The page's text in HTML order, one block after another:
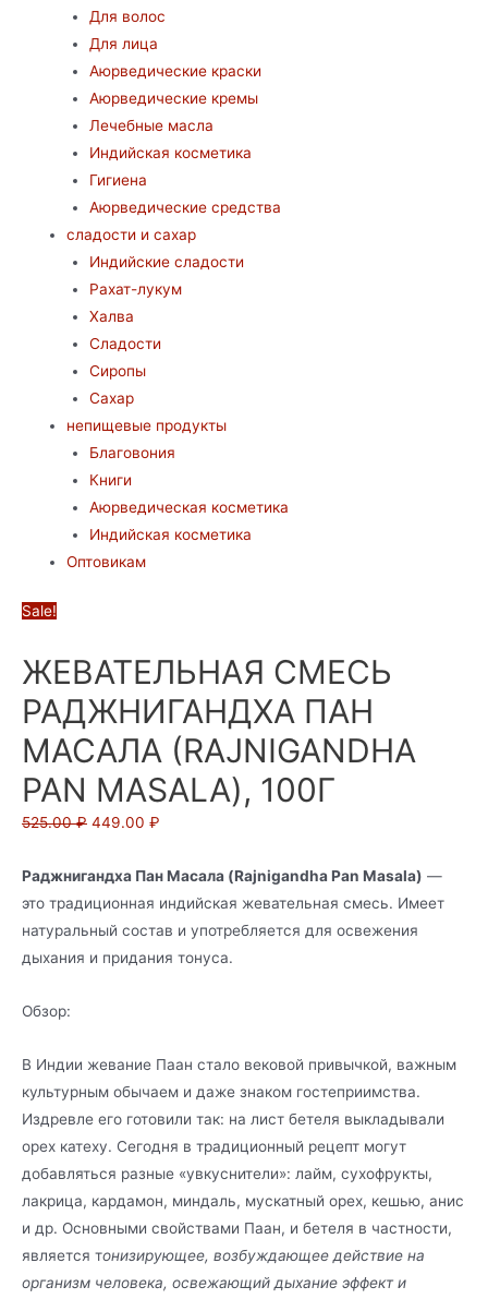
Для волос
Для лица
Аюрведические краски
Аюрведические кремы
Лечебные масла
Индийская косметика
Гигиена
Аюрведические средства
сладости и сахар
Индийские сладости
Рахат-лукум
Халва
Сладости
Сиропы
Сахар
непищевые продукты
Благовония
Книги
Аюрведическая косметика
Индийская косметика
Оптовикам
Sale!
ЖЕВАТЕЛЬНАЯ СМЕСЬ
РАДЖНИГАНДХА ПАН
МАСАЛА (RAJNIGANDHA
PAN MASALA), 100Г
525.00₽ 449.00 ₽
Раджнигандха Пан Масала (Rajnigandha Pan Masala) —
это традиционная индийская жевательная смесь. Имеет
натуральный состав и употребляется для освежения
дыхания и придания тонуса.
Обзор:
В Индии жевание Паан стало вековой привычкой, важным
культурным обычаем и даже знаком гостеприимства.
Издревле его готовили так: на лист бетеля выкладывали
орех катеху. Сегодня в традиционный рецепт могут
добавляться разные «увкуснители»: лайм, сухофрукты,
лакрица, кардамон, миндаль, мускатный орех, кешью, анис
и др. Основными свойствами Паан, и бетеля в частности,
является тонизирующее, возбуждающее действие на
организм человека, освежающий дыхание эффект и